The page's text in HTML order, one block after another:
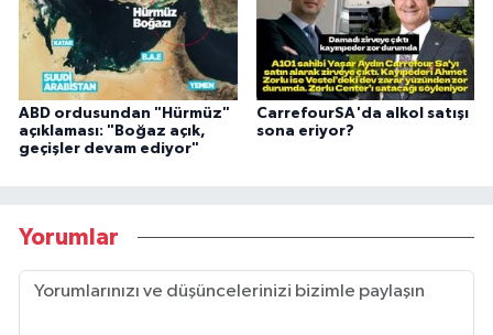
ABD ordusundan "Hürmüz"
açıklaması: "Boğaz açık,
geçişler devam ediyor"
CarrefourSA'da alkol satışı
sona eriyor?
Yorumlar